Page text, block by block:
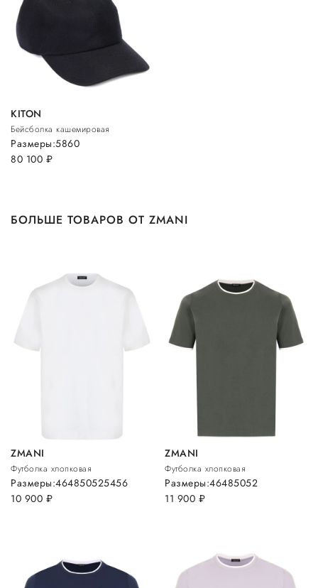
KITON
Бейсболка кашемировая
80 100 руб.
Размеры:5860
БОЛЬШЕ ТОВАРОВ ОТ ZMANI
ZMANI
Футболка хлопковая
10 900 руб.
Размеры:464850525456
ZMANI
Футболка хлопковая
11 900 руб.
Размеры:46485052